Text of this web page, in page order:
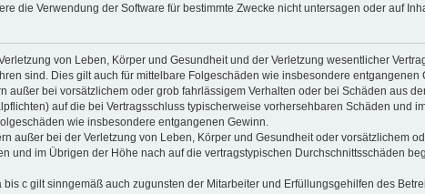
die Verwendung der Software für bestimmte Zwecke nicht untersagen oder auf
von Leben, Körper und Gesundheit und der Verletzung wesentlicher
sind. Dies gilt auch für mittelbare Folgeschäden wie insbesondere entgangenen
außer bei vorsätzlichem oder grob fahrlässigem Verhalten oder bei Schäden aus
auf die bei Vertragsschluss typischerweise vorhersehbaren Schäden und
wie insbesondere entgangenen Gewinn.
außer bei der Verletzung von Leben, Körper und Gesundheit oder vorsätzlichem
und im Übrigen der Höhe nach auf die vertragstypischen Durchschnittsschäden
bis c gilt sinngemäß auch zugunsten der Mitarbeiter und Erfüllungsgehilfen des